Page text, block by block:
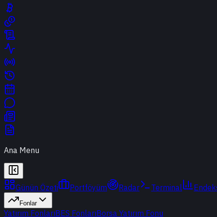
Ana Menu
Günün Özeti Portföyüm Radar Terminal
Fonlar
Yatırım FonlarıBES FonlarıBorsa Yatırım Fonu